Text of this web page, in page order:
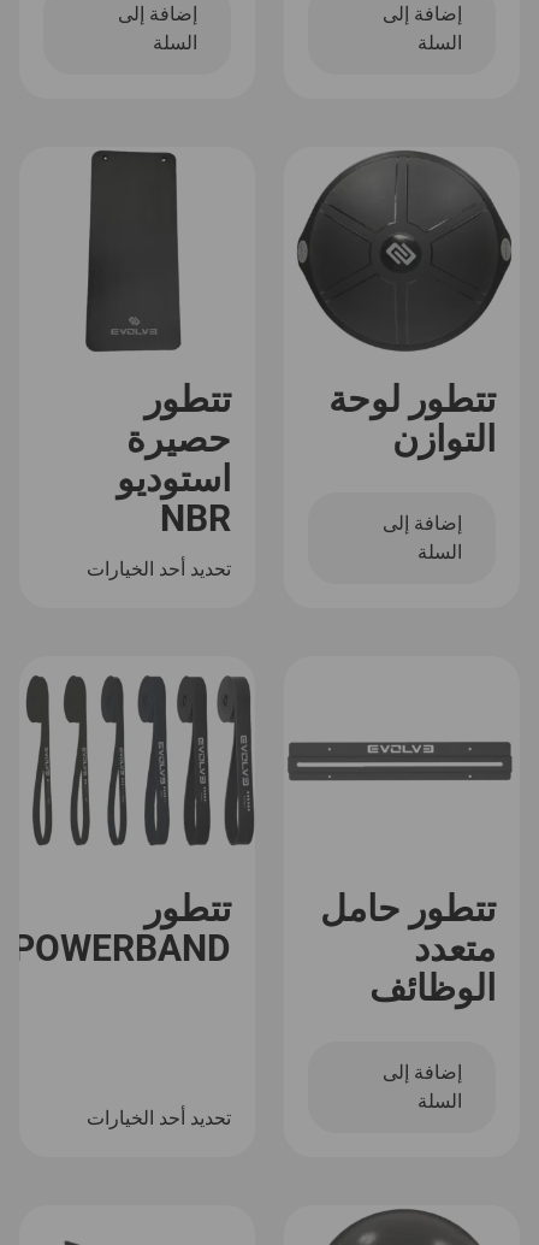
إضافة إلى
السلة
إضافة إلى
السلة
تتطور لوحة
التوازن
إضافة إلى
السلة
تتطور
حصيرة
استوديو
NBR
تحديد أحد الخيارات
تتطور حامل
متعدد
الوظائف
إضافة إلى
السلة
تتطور
POWERBAND
تحديد أحد الخيارات